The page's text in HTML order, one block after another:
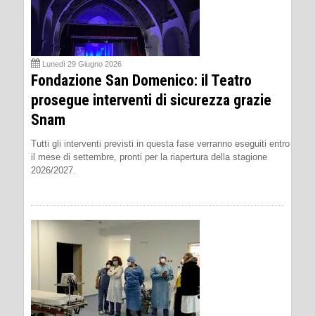
Lunedì 29 Giugno 2026
Fondazione San Domenico: il Teatro
prosegue interventi di sicurezza grazie
Snam
Tutti gli interventi previsti in questa fase verranno eseguiti entro
il mese di settembre, pronti per la riapertura della stagione
2026/2027.